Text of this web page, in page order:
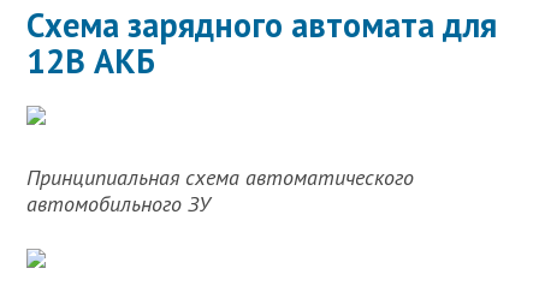
Схема зарядного автомата для
12В АКБ
Принципиальная схема автоматического
автомобильного ЗУ